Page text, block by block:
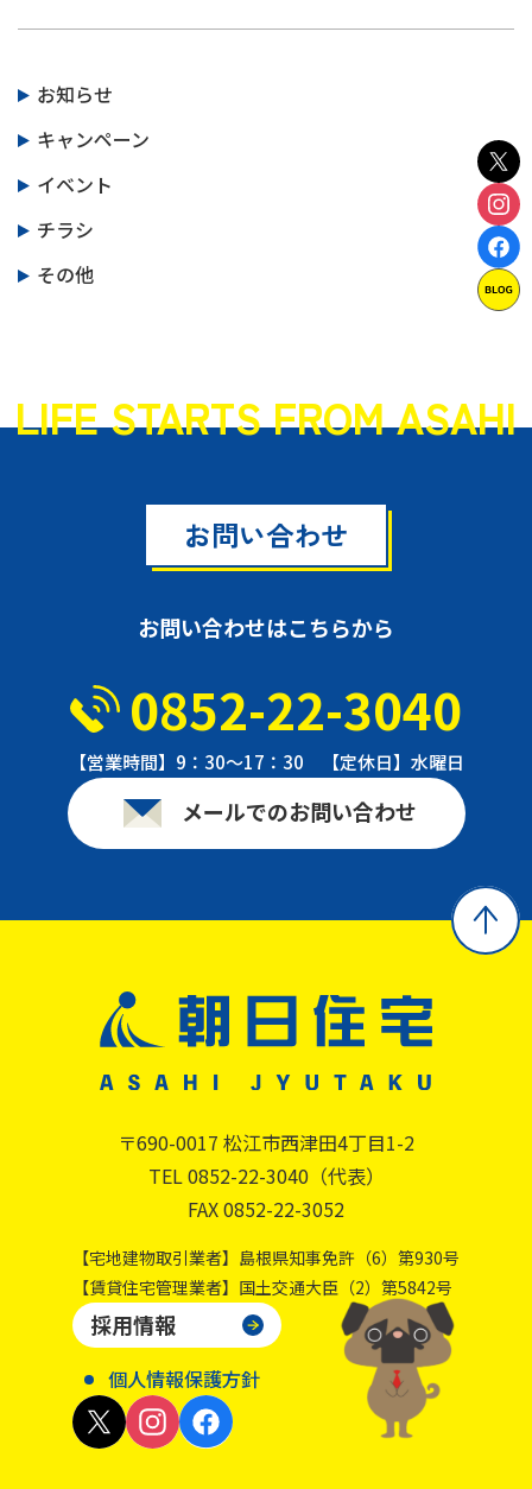
お知らせ
キャンペーン
イベント
チラシ
その他
LIFE STARTS FROM ASAHI
お問い合わせ
お問い合わせはこちらから
0852-22-3040
【営業時間】9：30〜17：30 【定休日】水曜日
メールでのお問い合わせ
〒690-0017 松江市西津田4丁目1-2
TEL 0852-22-3040（代表）
FAX 0852-22-3052
【宅地建物取引業者】島根県知事免許（6）第930号
【賃貸住宅管理業者】国土交通大臣（2）第5842号
採用情報
個人情報保護方針